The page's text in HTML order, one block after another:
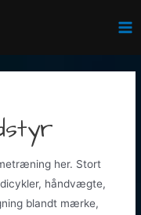
her. Stort
håndvægte,
blandt mærke,